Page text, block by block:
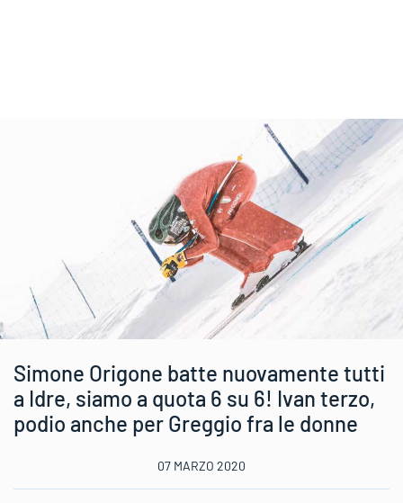
Simone Origone batte nuovamente tutti
a Idre, siamo a quota 6 su 6! Ivan terzo,
podio anche per Greggio fra le donne
07 MARZO 2020